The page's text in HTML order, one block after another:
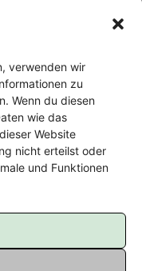
verwenden wir
zu
Wenn du diesen
wie das
Website
nicht erteilst oder
und Funktionen